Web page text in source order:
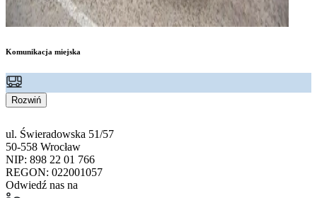
Komunikacja miejska
Rozwiń
ul. Świeradowska 51/57
50-558 Wrocław
NIP: 898 22 01 766
REGON: 022001057
Odwiedź nas na